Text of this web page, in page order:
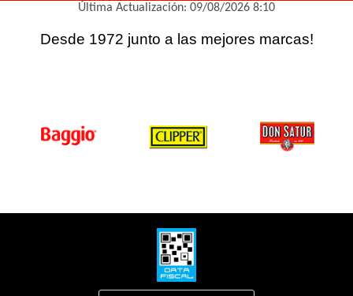
Última Actualización: 09/08/2026 8:10
Desde 1972 junto a las mejores marcas!